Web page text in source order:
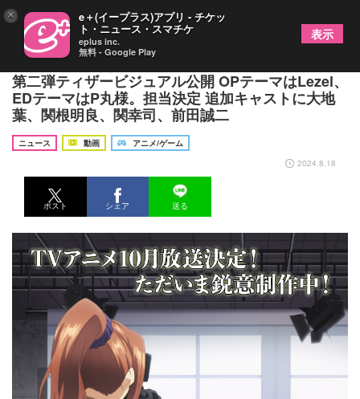
TVアニメ『嘆きの亡霊は引退したい』第一弾PV＆
第二弾ティザービジュアル公開 OPテーマはLezel、
EDテーマはP丸様。担当決定 追加キャストに大地
葉、関根明良、関幸司、前田誠二
ニュース 動画
アニメ/ゲーム
2024.8.18
ポスト シェア 送る
× e＋(イープラス)アプリ - チケッ
ト・ニュース・スマチケ
eplus inc.
無料 - Google Play
表示